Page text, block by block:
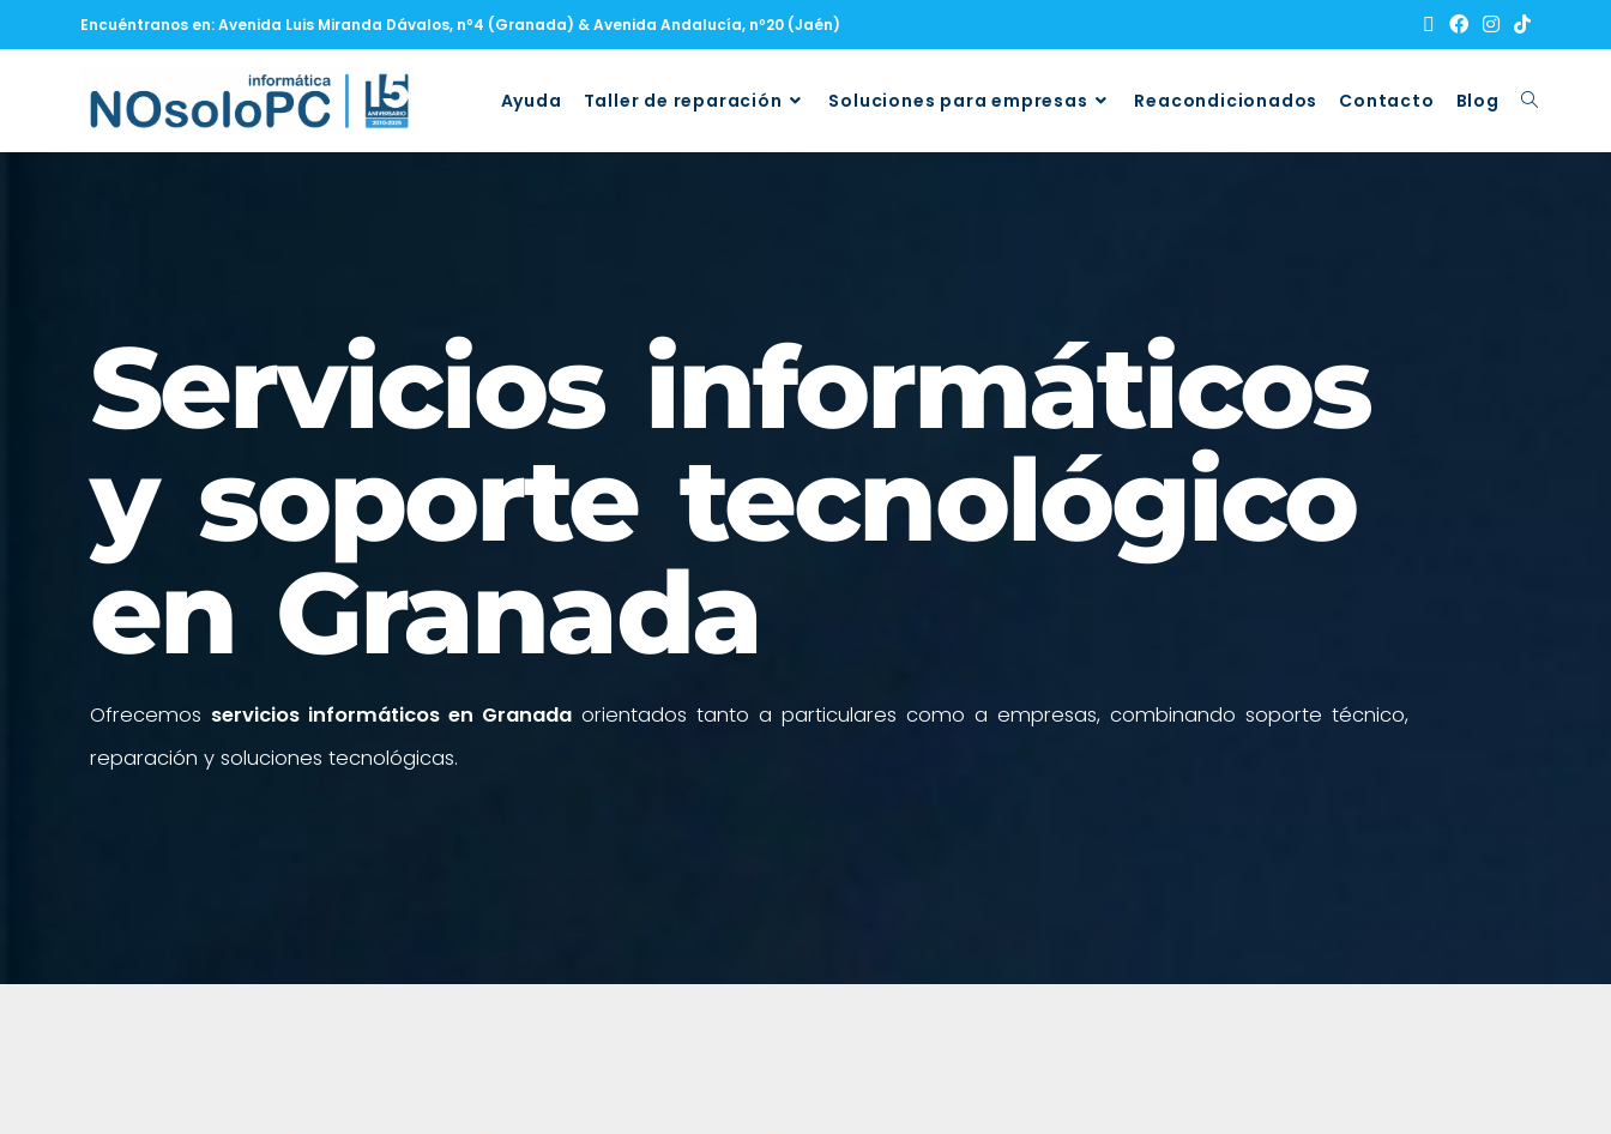
Encuéntranos en: Avenida Luis Miranda Dávalos, nº4 (Granada) & Avenida Andalucía, nº20 (Jaén)
Ayuda Taller de reparación Soluciones para empresas Reacondicionados Contacto Blog
Servicios informáticos
y soporte tecnológico
en Granada
Ofrecemos servicios informáticos en Granada orientados tanto a particulares como a empresas, combinando soporte técnico,
reparación y soluciones tecnológicas.